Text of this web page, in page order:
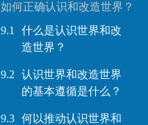
如何正确认识和改造世界？
9.1
什么是认识世界和改
造世界？
9.2
认识世界和改造世界
的基本遵循是什么？
9.3
何以推动认识世界和